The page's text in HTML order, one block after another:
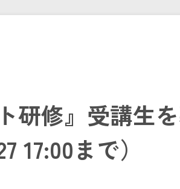
研修』受講生
17:00まで）